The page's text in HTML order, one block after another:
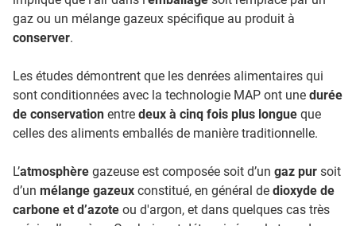
gaz ou un mélange gazeux spécifique au produit à
conserver.
Les études démontrent que les denrées alimentaires qui
sont conditionnées avec la technologie MAP ont une durée
de conservation entre deux à cinq fois plus longue que
celles des aliments emballés de manière traditionnelle.
L’atmosphère gazeuse est composée soit d’un gaz pur soit
d’un mélange gazeux constitué, en général de dioxyde de
carbone et d’azote ou d'argon, et dans quelques cas très